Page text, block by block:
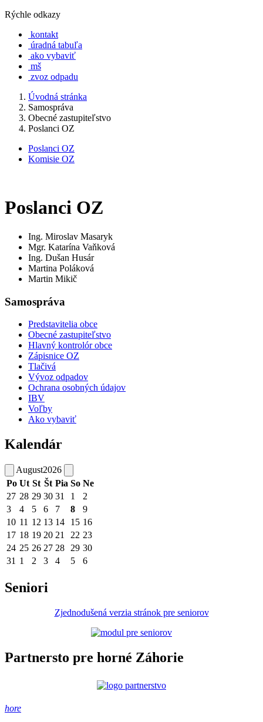
Rýchle odkazy
kontakt
úradná tabuľa
ako vybaviť
mš
zvoz odpadu
Úvodná stránka
Samospráva
Obecné zastupiteľstvo
Poslanci OZ
Poslanci OZ
Komisie OZ
Poslanci OZ
Ing. Miroslav Masaryk
Mgr. Katarína Vaňková
Ing. Dušan Husár
Martina Poláková
Martin Mikič
Samospráva
Predstavitelia obce
Obecné zastupiteľstvo
Hlavný kontrolór obce
Zápisnice OZ
Tlačivá
Vývoz odpadov
Ochrana osobných údajov
IBV
Voľby
Ako vybaviť
Kalendár
August2026
Po Ut St Št Pia So Ne
27 28 29 30 31 1
2
3
4 5 6 7 8
9
10 11 12 13 14 15 16
17 18 19 20 21 22 23
24 25 26 27 28 29 30
31 1 2 3 4 5 6
Seniori
Zjednodušená verzia stránok pre seniorov
Partnersto pre horné Záhorie
hore